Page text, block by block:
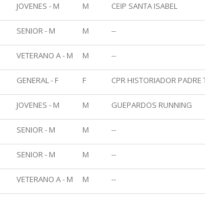
JOVENES - M M CEIP SANTA ISABEL
SENIOR - M M --
VETERANO A - M M --
GENERAL - F F CPR HISTORIADOR PADRE
JOVENES - M M GUEPARDOS RUNNING
SENIOR - M M --
SENIOR - M M --
VETERANO A - M M --